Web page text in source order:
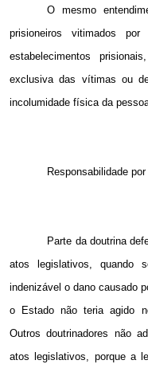
O mesmo
prisioneiros vitimados
estabelecimentos
exclusiva das vítimas ou
incolumidade física da
Responsabilidade
Parte da doutrina
atos legislativos, quando
indenizável o dano causado
o Estado não teria agido
Outros doutrinadores não
atos legislativos, porque a